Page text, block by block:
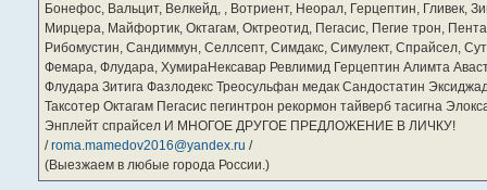
Бонефос, Вальцит, Велкейд, , Вотриент, Неорал, Герцептин, Гливек,
Мирцера, Майфортик, Октагам, Октреотид, Пегасис, Пегие трон,
Рибомустин, Сандиммун, Селлсепт, Симдакс, Симулект, Спрайсел,
Фемара, Флудара, ХумираНексавар Ревлимид Герцептин Алимта
Флудара Зитига Фазлодекс Треосульфан медак Сандостатин
Таксотер Октагам Пегасис пегинтрон рекормон тайверб тасигна
Энплейт спрайсел И МНОГОЕ ДРУГОЕ ПРЕДЛОЖЕНИЕ В ЛИЧКУ!
/roma.mamedov2016@yandex.ru /
(Выезжаем в любые города России.)